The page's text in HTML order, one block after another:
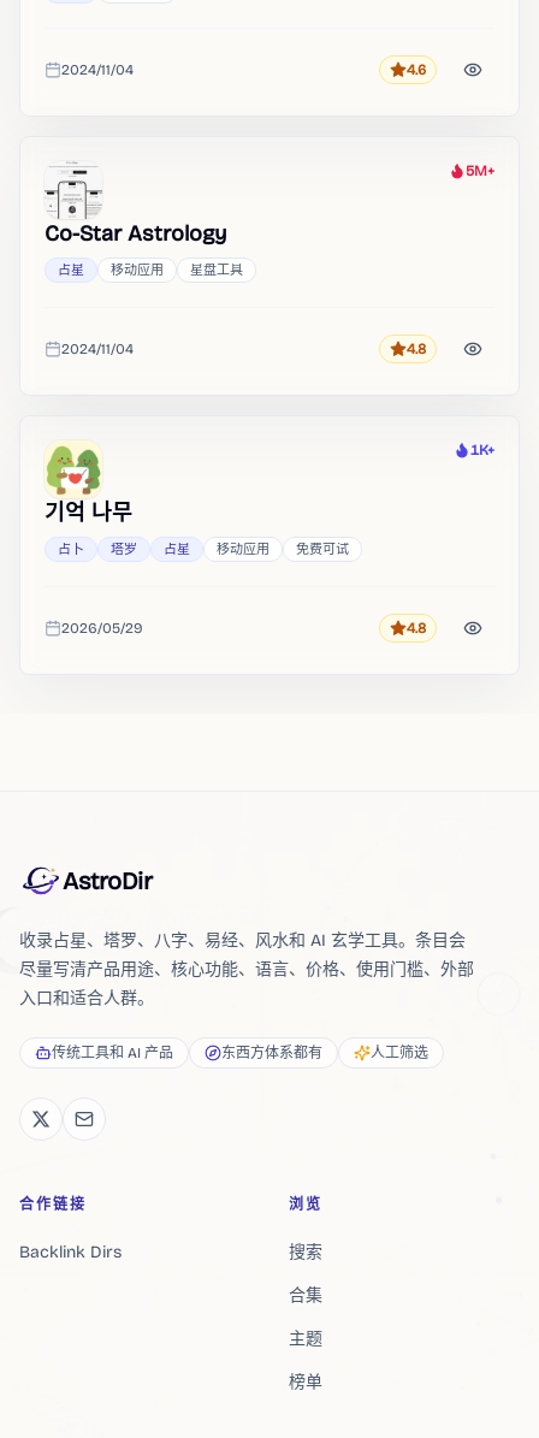
收录时间
2024/11/04 评分4.6
热度
5M+
Co-Star Astrology
占星 移动应用 星盘工具
收录时间
2024/11/04 评分4.8
热度
1K+
기억 나무
占卜 塔罗 占星 移动应用 免费可试
收录时间
2026/05/29 评分4.8
AstroDir
收录占星、塔罗、八字、易经、风水和 AI 玄学工具。条目会
尽量写清产品用途、核心功能、语言、价格、使用门槛、外部
入口和适合人群。
传统工具和 AI 产品 东西方体系都有 人工筛选
合作链接
Backlink Dirs
浏览
搜索
合集
主题
榜单